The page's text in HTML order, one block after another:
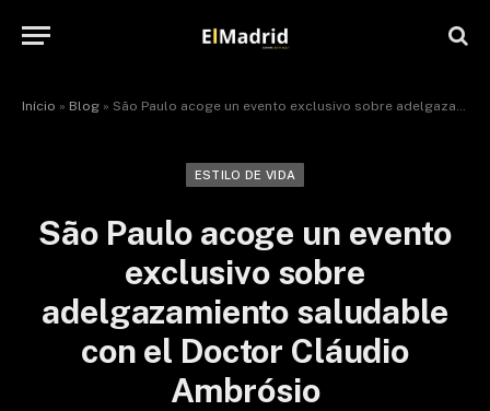
Início » Blog » São Paulo acoge un evento exclusivo sobre adelgazamiento saludable con el Doctor Cláudio Ambrósio
ESTILO DE VIDA
São Paulo acoge un evento
exclusivo sobre
adelgazamiento saludable
con el Doctor Cláudio
Ambrósio